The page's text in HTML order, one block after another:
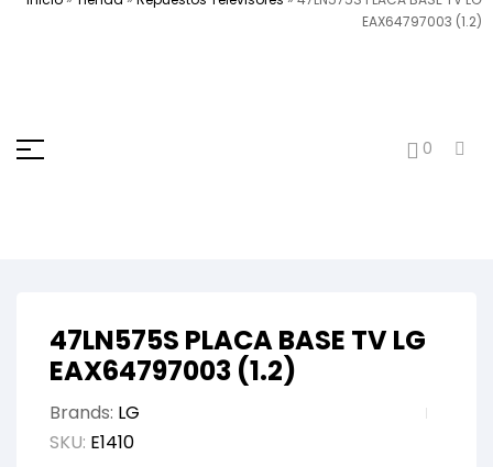
EAX64797003 (1.2)
0
47LN575S PLACA BASE TV LG
EAX64797003 (1.2)
Brands: LG
SKU: E1410